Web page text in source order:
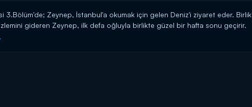
3.Bölüm'de; Zeynep, İstanbul'a okumak için gelen Deniz'i ziyaret eder.
özlemini gideren Zeynep, ilk defa oğluyla birlikte güzel bir hafta sonu geçirir.